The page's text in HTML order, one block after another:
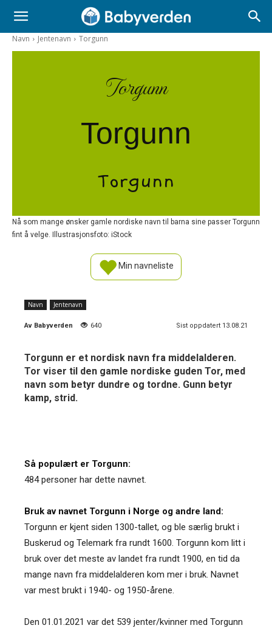
Navn Jentenavn Torgunn
Torgunn
Torgunn
Torgunn
Nå som mange ønsker gamle nordiske navn til barna sine passer Torgunn
fint å velge. Illustrasjonsfoto: iStock
Min navneliste
Navn Jentenavn
Av Babyverden 640 Sist oppdatert 13.08.21
Torgunn er et nordisk navn fra middelalderen.
Tor viser til den gamle nordiske guden Tor, med
navn som betyr dundre og tordne. Gunn betyr
kamp, strid.
Så populært er Torgunn:
484 personer har dette navnet.
Bruk av navnet Torgunn i Norge og andre land:
Torgunn er kjent siden 1300-tallet, og ble særlig brukt i
Buskerud og Telemark fra rundt 1600. Torgunn kom litt i
bruk over det meste av landet fra rundt 1900, en tid da
mange navn fra middelalderen kom mer i bruk. Navnet
var mest brukt i 1940- og 1950-årene.
Den 01.01.2021 var det 539 jenter/kvinner med Torgunn